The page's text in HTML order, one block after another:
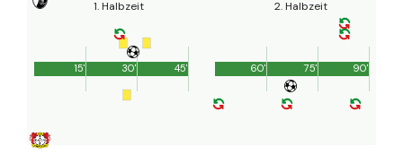
1. Halbzeit
45'
15' 30'
2. Halbzeit
90'
60' 75'